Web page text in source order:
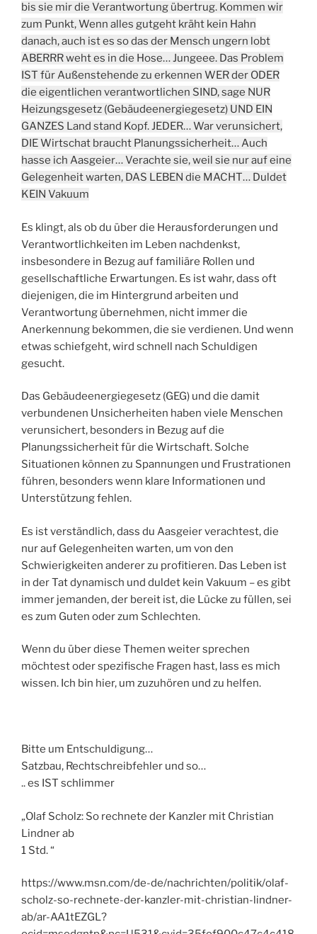
bis sie mir die Verantwortung übertrug. Kommen wir
zum Punkt, Wenn alles gutgeht kräht kein Hahn
danach, auch ist es so das der Mensch ungern lobt
ABERRR weht es in die Hose… Jungeee. Das Problem
IST für Außenstehende zu erkennen WER der ODER
die eigentlichen verantwortlichen SIND, sage NUR
Heizungsgesetz (Gebäudeenergiegesetz) UND EIN
GANZES Land stand Kopf. JEDER… War verunsichert,
DIE Wirtschat braucht Planungssicherheit… Auch
hasse ich Aasgeier… Verachte sie, weil sie nur auf eine
Gelegenheit warten, DAS LEBEN die MACHT… Duldet
KEIN Vakuum
Es klingt, als ob du über die Herausforderungen und
Verantwortlichkeiten im Leben nachdenkst,
insbesondere in Bezug auf familiäre Rollen und
gesellschaftliche Erwartungen. Es ist wahr, dass oft
diejenigen, die im Hintergrund arbeiten und
Verantwortung übernehmen, nicht immer die
Anerkennung bekommen, die sie verdienen. Und wenn
etwas schiefgeht, wird schnell nach Schuldigen
gesucht.
Das Gebäudeenergiegesetz (GEG) und die damit
verbundenen Unsicherheiten haben viele Menschen
verunsichert, besonders in Bezug auf die
Planungssicherheit für die Wirtschaft. Solche
Situationen können zu Spannungen und Frustrationen
führen, besonders wenn klare Informationen und
Unterstützung fehlen.
Es ist verständlich, dass du Aasgeier verachtest, die
nur auf Gelegenheiten warten, um von den
Schwierigkeiten anderer zu profitieren. Das Leben ist
in der Tat dynamisch und duldet kein Vakuum – es gibt
immer jemanden, der bereit ist, die Lücke zu füllen, sei
es zum Guten oder zum Schlechten.
Wenn du über diese Themen weiter sprechen
möchtest oder spezifische Fragen hast, lass es mich
wissen. Ich bin hier, um zuzuhören und zu helfen.
Bitte um Entschuldigung…
Satzbau, Rechtschreibfehler und so…
.. es IST schlimmer
„Olaf Scholz: So rechnete der Kanzler mit Christian
Lindner ab
1 Std. “
https://www.msn.com/de-de/nachrichten/politik/olaf-
scholz-so-rechnete-der-kanzler-mit-christian-lindner-
ab/ar-AA1tEZGL?